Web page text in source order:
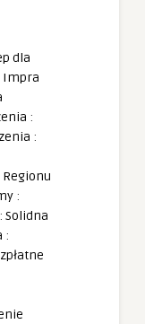
dla
Impra
:
:
:
: Solidna
: